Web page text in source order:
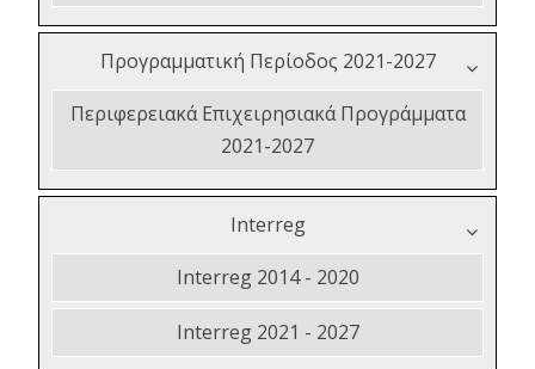
Προγραμματική Περίοδος 2021-2027
Περιφερειακά Επιχειρησιακά Προγράμματα
2021-2027
Interreg
Interreg 2014 - 2020
Interreg 2021 - 2027